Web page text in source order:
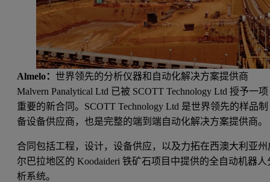
Almelo：世界领先的分析仪器和自动化解决方案提供商
Malvern Panalytical Ltd 已被 SCOTT Technology Ltd 授予一项
重要的新合同。SCOTT Technology Ltd 是世界领先的样品制
备设备供应商，也是完整的端到端自动化解决方案提供商。
合同包括工程，设计，设备供应，以及力拓在西澳大利亚州
尔巴拉地区的 Koodaideri 铁矿石项目中提供的全自动机器人
析系统。